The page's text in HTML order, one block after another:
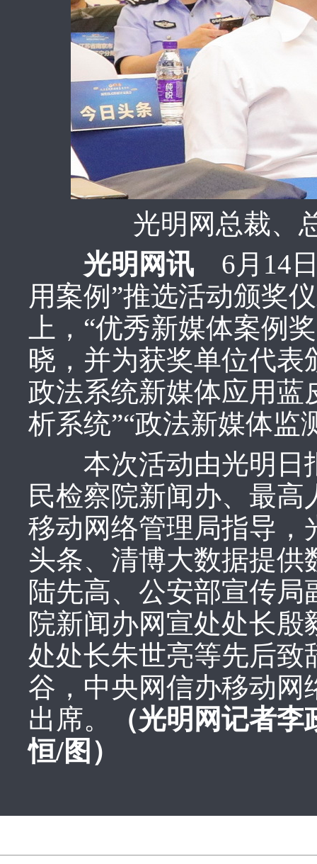
光明网总裁、
光明网讯 6月14
用案例”推选活动颁奖
上，“优秀新媒体案例
晓，并为获奖单位代表
政法系统新媒体应用蓝
析系统”“政法新媒体监
本次活动由光明日
民检察院新闻办、最
移动网络管理局指导，
头条、清博大数据提
陆先高、公安部宣传
院新闻办网宣处处长
处处长朱世亮等先后致
谷，中央网信办移动网
出席。
（光明网记者李
恒/图）